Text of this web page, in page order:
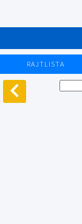
RAJTLISTA